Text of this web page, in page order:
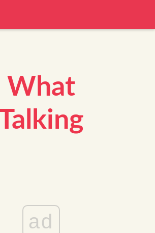
What
ad